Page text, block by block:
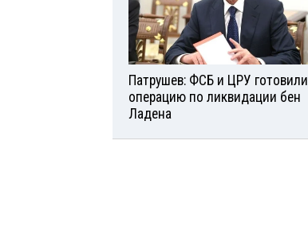
Патрушев: ФСБ и ЦРУ готовили
операцию по ликвидации бен
Ладена